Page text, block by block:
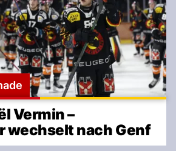
Vermin –
wechselt nach Genf